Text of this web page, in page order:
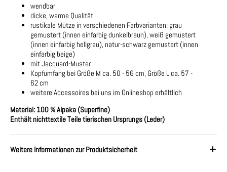
wendbar
dicke, warme Qualität
rustikale Mütze in verschiedenen Farbvarianten: grau
gemustert (innen einfarbig dunkelbraun), weiß gemustert
(innen einfarbig hellgrau), natur-schwarz gemustert (innen
einfarbig beige)
mit Jacquard-Muster
Kopfumfang bei Größe M ca. 50 - 56 cm, Größe L ca. 57 -
62 cm
weitere Accessoires bei uns im Onlineshop erhältlich
Material: 100 % Alpaka (Superfine)
Enthält nichttextile Teile tierischen Ursprungs (Leder)
Weitere Informationen zur Produktsicherheit